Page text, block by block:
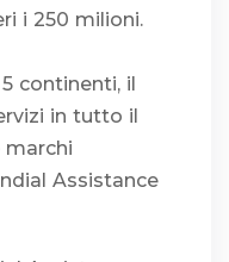
i 250 milioni.
continenti, il
in tutto il
Assistance